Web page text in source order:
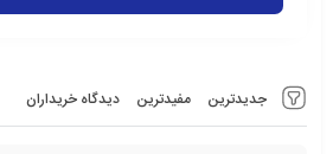
جدیدترین مفیدترین دیدگاه خریداران